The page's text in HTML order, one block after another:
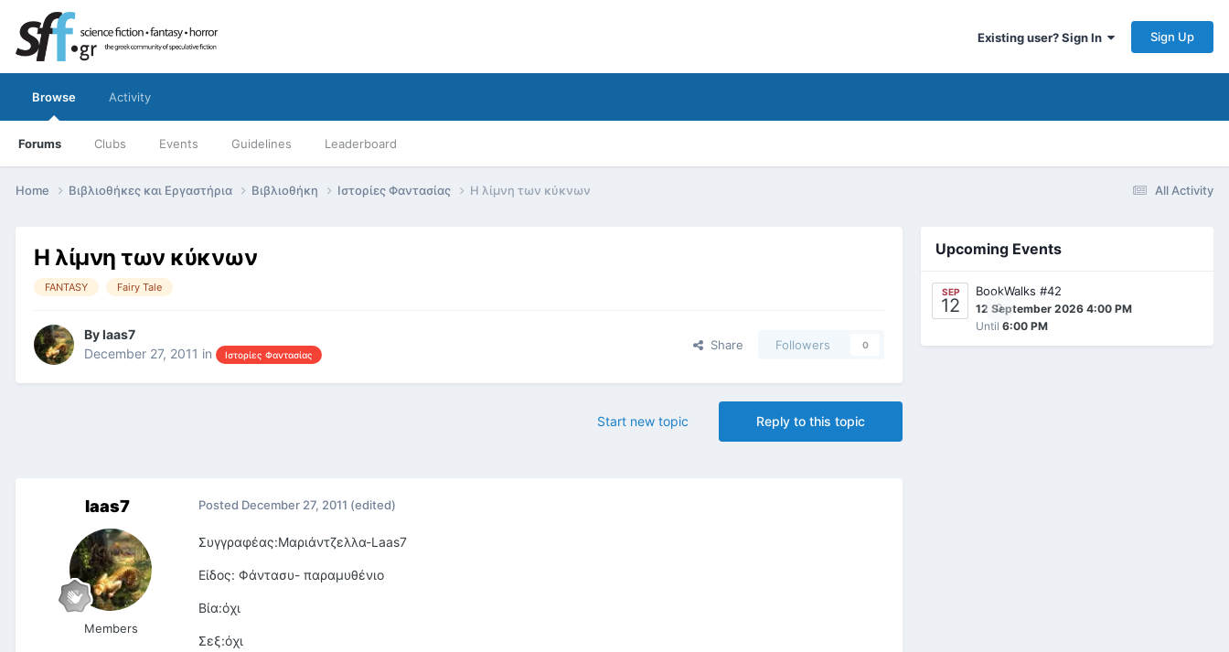
Existing user? Sign In Sign Up
Browse
Forums Clubs Events Guidelines Leaderboard
Activity
All Activity
Home Βιβλιοθήκες και Εργαστήρια Βιβλιοθήκη Ιστορίες Φαντασίας Η λίμνη των κύκνων
Η λίμνη των κύκνων
FANTASY Fairy Tale
Bylaas7
December 27, 2011 in Ιστορίες Φαντασίας
Share Followers 0
Reply to this topic
Start new topic
laas7
Members
Posted December 27, 2011 (edited)
Συγγραφέας:Μαριάντζελλα-Laas7
Είδος: Φάντασυ- παραμυθένιο
Βία:όχι
Σεξ:όχι
Upcoming Events
SEP
12 0
BookWalks #42
12 September 2026 4:00 PM
Until 6:00 PM